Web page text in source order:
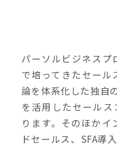
パーソルビジネスプ
で培ってきたセー
論を体系化した独自
を活用したセール
ります。そのほか
ドセールス、SFA導